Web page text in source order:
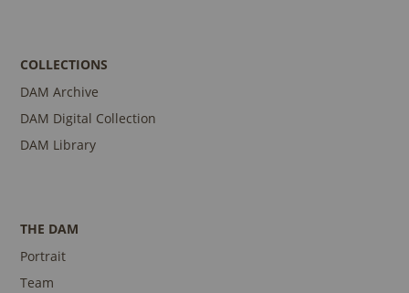
COLLECTIONS
DAM Archive
DAM Digital Collection
DAM Library
THE DAM
Portrait
Team